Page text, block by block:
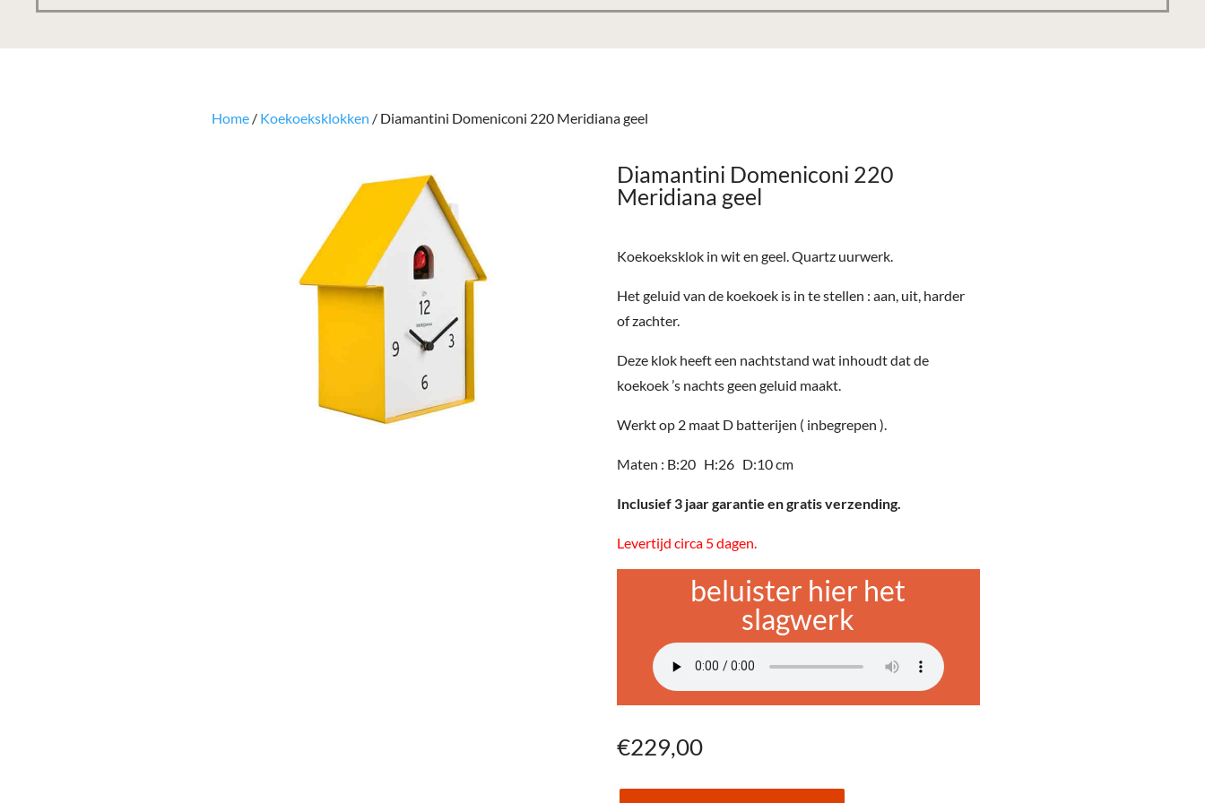
Home / Koekoeksklokken / Diamantini Domeniconi 220 Meridiana geel
Diamantini Domeniconi 220
Meridiana geel
Koekoeksklok in wit en geel. Quartz uurwerk.
Het geluid van de koekoek is in te stellen : aan, uit, harder
of zachter.
Deze klok heeft een nachtstand wat inhoudt dat de
koekoek ’s nachts geen geluid maakt.
Werkt op 2 maat D batterijen ( inbegrepen ).
Maten : B:20 H:26 D:10 cm
Inclusief 3 jaar garantie en gratis verzending.
Levertijd circa 5 dagen.
beluister hier het
slagwerk
€229,00